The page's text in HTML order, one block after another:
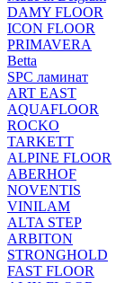
DAMY FLOOR
ICON FLOOR
PRIMAVERA
Betta
SPC ламинат
ART EAST
AQUAFLOOR
ROCKO
TARKETT
ALPINE FLOOR
ABERHOF
NOVENTIS
VINILAM
ALTA STEP
ARBITON
STRONGHOLD
FAST FLOOR